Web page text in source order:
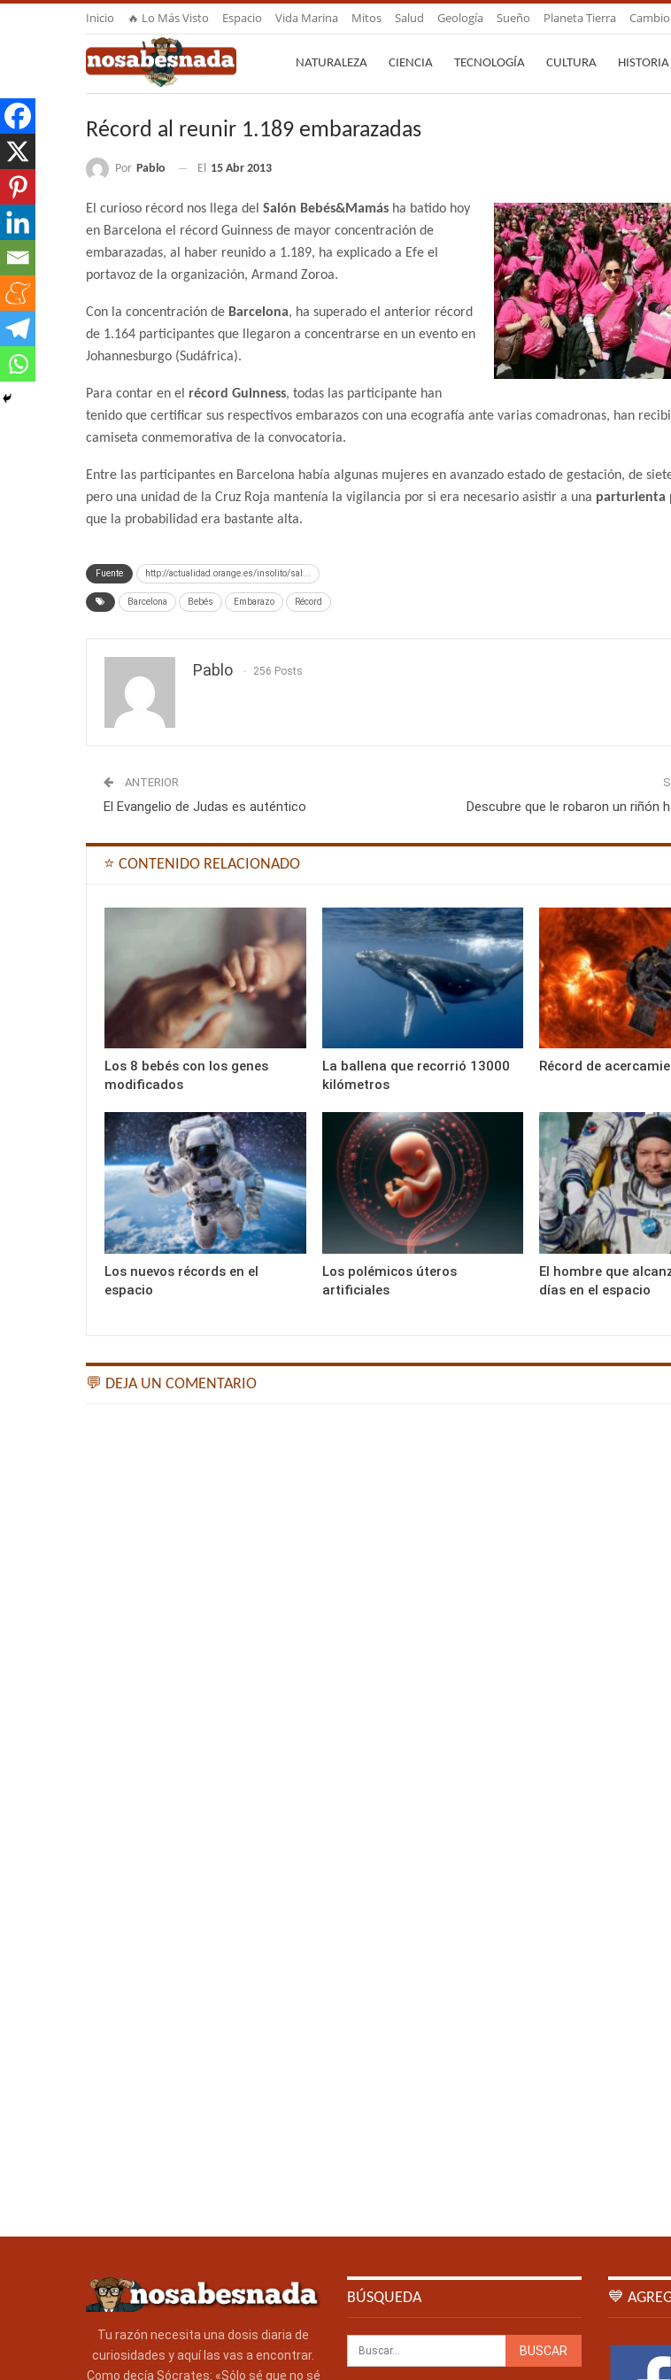
Inicio 🔥 Lo Más Visto Espacio Vida Marina Mitos Salud Geología Sueño Planeta Tierra
NATURALEZA CIENCIA TECNOLOGÍA CULTURA HISTORIA
Récord al reunir 1.189 embarazadas
Por Pablo El 15 Abr 2013
El curioso récord nos llega del Salón Bebés&Mamás ha batido hoy
en Barcelona el récord Guinness de mayor concentración de
embarazadas, al haber reunido a 1.189, ha explicado a Efe el
portavoz de la organización, Armand Zoroa.
Con la concentración de Barcelona, ha superado el anterior récord
de 1.164 participantes que llegaron a concentrarse en un evento en
Johannesburgo (Sudáfrica).
Para contar en el récord Guinness, todas las participante han
tenido que certificar sus respectivos embarazos con una ecografía ante varias comadronas, han
camiseta conmemorativa de la convocatoria.
Entre las participantes en Barcelona había algunas mujeres en avanzado estado de gestación, de
pero una unidad de la Cruz Roja mantenía la vigilancia por si era necesario asistir a una parturienta
que la probabilidad era bastante alta.
Fuente http://actualidad.orange.es/insolito/sal...
Barcelona Bebés Embarazo Récord
Pablo 256 Posts
ANTERIOR
El Evangelio de Judas es auténtico Descubre que le robaron un riñón
⭐ CONTENIDO RELACIONADO
Los 8 bebés con los genes
modificados
La ballena que recorrió 13000
kilómetros
Récord de
Los nuevos récords en el
espacio
Los polémicos úteros
artificiales
El hombre que
días en el espacio
💬 DEJA UN COMENTARIO
Tu razón necesita una dosis diaria de
curiosidades y aquí las vas a encontrar.
Como decía Sócrates: «Sólo sé que no sé
BÚSQUEDA 💙